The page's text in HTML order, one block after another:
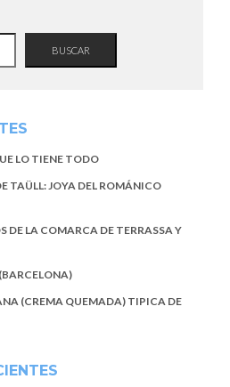
BUSCAR
LO TIENE TODO
TAÜLL: JOYA DEL ROMÁNICO
DE LA COMARCA DE TERRASSA Y
(CREMA QUEMADA) TIPICA DE